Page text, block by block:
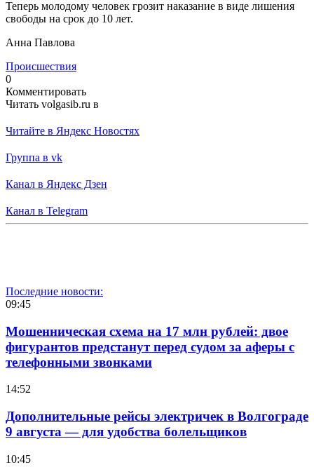
Теперь молодому человек грозит наказание в виде лишения
свободы на срок до 10 лет.
Анна Павлова
Происшествия
0
Комментировать
Читать volgasib.ru в
Читайте в Яндекс Новостях
Группа в vk
Канал в Яндекс Дзен
Канал в Telegram
Последние новости:
09:45
Мошенническая схема на 17 млн рублей: двое
фигурантов предстанут перед судом за аферы с
телефонными звонками
14:52
Дополнительные рейсы электричек в Волгограде
9 августа — для удобства болельщиков
10:45